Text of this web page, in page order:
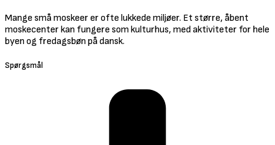
Mange små moskeer er ofte lukkede miljøer. Et større, åbent
moskecenter kan fungere som kulturhus, med aktiviteter for hele
byen og fredagsbøn på dansk.
Spørgsmål